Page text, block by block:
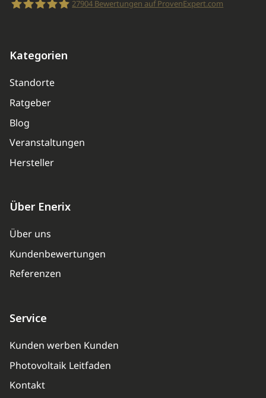
27904Bewertungen auf ProvenExpert.com
Kategorien
Standorte
Ratgeber
Blog
Veranstaltungen
Hersteller
Über Enerix
Über uns
Kundenbewertungen
Referenzen
Service
Kunden werben Kunden
Photovoltaik Leitfaden
Kontakt